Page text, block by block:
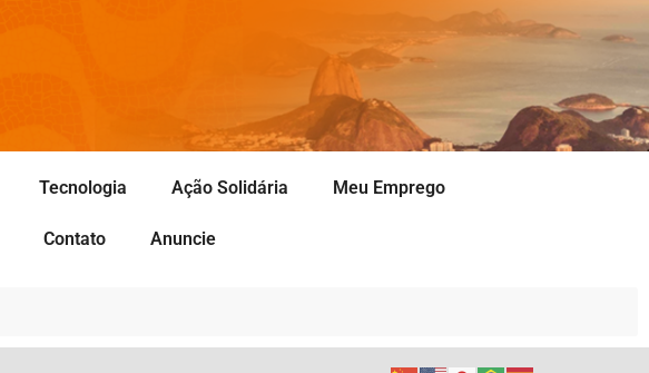
Tecnologia Ação Solidária Meu Emprego
Contato Anuncie